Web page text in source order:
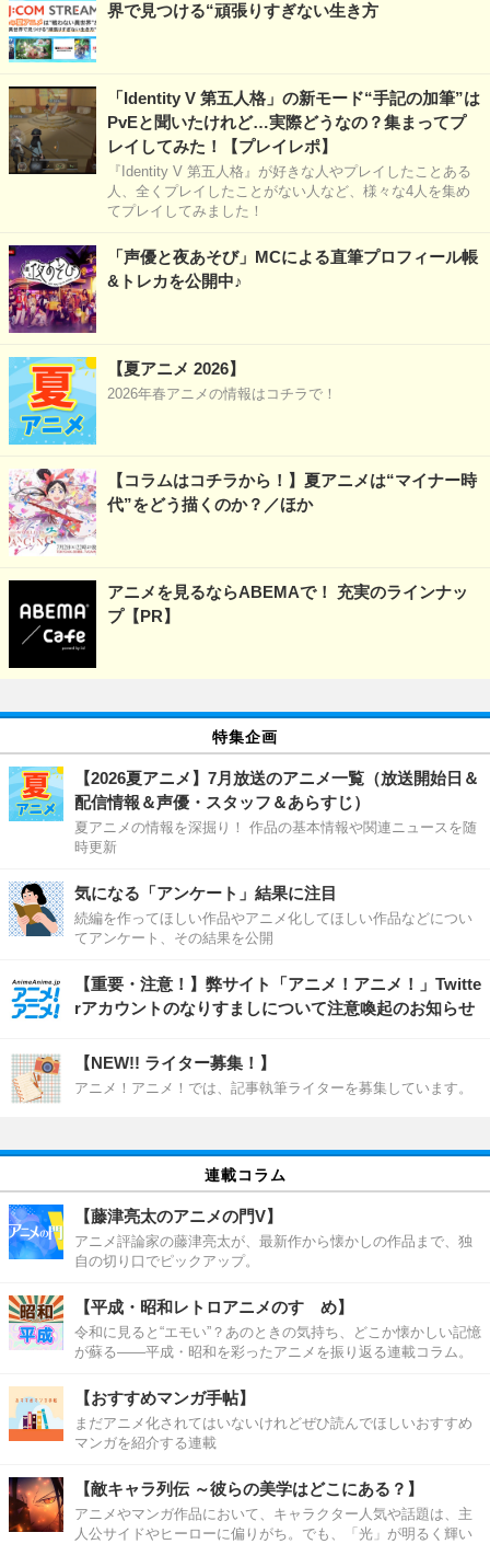
界で見つける“頑張りすぎない生き方
「Identity V 第五人格」の新モード“手記の加筆”は
PvEと聞いたけれど…実際どうなの？集まってプ
レイしてみた！【プレイレポ】
『Identity V 第五人格』が好きな人やプレイしたことある
人、全くプレイしたことがない人など、様々な4人を集め
てプレイしてみました！
「声優と夜あそび」MCによる直筆プロフィール帳
&トレカを公開中♪
【夏アニメ 2026】
2026年春アニメの情報はコチラで！
【コラムはコチラから！】夏アニメは“マイナー時
代”をどう描くのか？／ほか
アニメを見るならABEMAで！ 充実のラインナッ
プ【PR】
特集企画
【2026夏アニメ】7月放送のアニメ一覧（放送開始日＆
配信情報＆声優・スタッフ＆あらすじ）
夏アニメの情報を深掘り！ 作品の基本情報や関連ニュースを随
時更新
気になる「アンケート」結果に注目
続編を作ってほしい作品やアニメ化してほしい作品などについ
てアンケート、その結果を公開
【重要・注意！】弊サイト「アニメ！アニメ！」Twitte
rアカウントのなりすましについて注意喚起のお知らせ
【NEW!! ライター募集！】
アニメ！アニメ！では、記事執筆ライターを募集しています。
連載コラム
【藤津亮太のアニメの門V】
アニメ評論家の藤津亮太が、最新作から懐かしの作品まで、独
自の切り口でピックアップ。
【平成・昭和レトロアニメのすゝめ】
令和に見ると“エモい”？あのときの気持ち、どこか懐かしい記憶
が蘇る――平成・昭和を彩ったアニメを振り返る連載コラム。
【おすすめマンガ手帖】
まだアニメ化されてはいないけれどぜひ読んでほしいおすすめ
マンガを紹介する連載
【敵キャラ列伝 ～彼らの美学はどこにある？】
アニメやマンガ作品において、キャラクター人気や話題は、主
人公サイドやヒーローに偏りがち。でも、「光」が明るく輝い